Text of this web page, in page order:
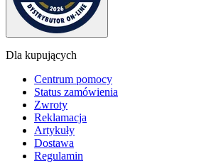
Dla kupujących
Centrum pomocy
Status zamówienia
Zwroty
Reklamacja
Artykuły
Dostawa
Regulamin